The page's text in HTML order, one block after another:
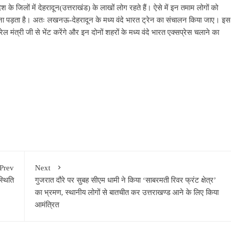
के जिलों में देहरादून(उत्तराखंड) के लाखों लोग रहते हैं। ऐसे में इन तमाम लोगों को
पड़ता है। अतः लखनऊ-देहरादून के मध्य वंदे भारत ट्रेन का संचालन किया जाए। इस
मंत्री जी से भेंट करेंगे और इन दोनों शहरों के मध्य वंदे भारत एक्सप्रेस चलाने का
Prev
Next
गुजरात दौरे पर सुबह सीएम धामी ने किया ‘साबरमती रिवर फ्रंट क्षेत्र’
का भ्रमण, स्थानीय लोगों से बातचीत कर उत्तराखण्ड आने के लिए किया
आमंत्रित